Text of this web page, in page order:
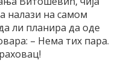
налази на самом
ли планира да оде
– Нема тих пара.